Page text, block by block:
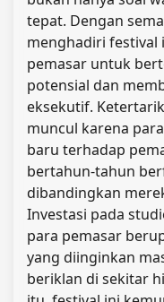
tepat. Dengan
menghadiri festival
pemasar untuk
potensial dan
eksekutif.
muncul karena
baru terhadap
bertahun-tahun
dibandingkan
Investasi pada
para pemasar
yang diinginkan
beriklan di sekitar